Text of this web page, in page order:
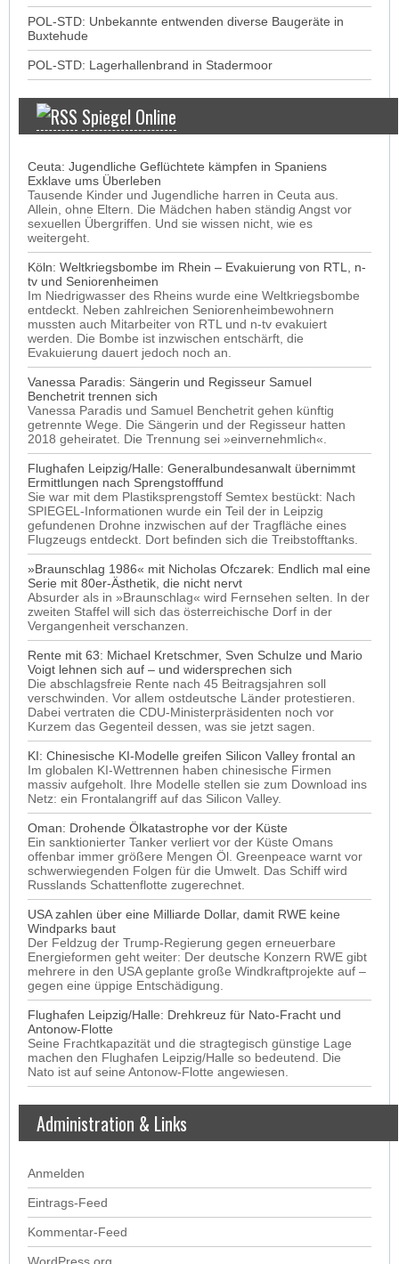
POL-STD: Unbekannte entwenden diverse Baugeräte in
Buxtehude
POL-STD: Lagerhallenbrand in Stadermoor
Spiegel Online
Ceuta: Jugendliche Geflüchtete kämpfen in Spaniens
Exklave ums Überleben
Tausende Kinder und Jugendliche harren in Ceuta aus.
Allein, ohne Eltern. Die Mädchen haben ständig Angst vor
sexuellen Übergriffen. Und sie wissen nicht, wie es
weitergeht.
Köln: Weltkriegsbombe im Rhein – Evakuierung von RTL, n-
tv und Seniorenheimen
Im Niedrigwasser des Rheins wurde eine Weltkriegsbombe
entdeckt. Neben zahlreichen Seniorenheimbewohnern
mussten auch Mitarbeiter von RTL und n-tv evakuiert
werden. Die Bombe ist inzwischen entschärft, die
Evakuierung dauert jedoch noch an.
Vanessa Paradis: Sängerin und Regisseur Samuel
Benchetrit trennen sich
Vanessa Paradis und Samuel Benchetrit gehen künftig
getrennte Wege. Die Sängerin und der Regisseur hatten
2018 geheiratet. Die Trennung sei »einvernehmlich«.
Flughafen Leipzig/Halle: Generalbundesanwalt übernimmt
Ermittlungen nach Sprengstofffund
Sie war mit dem Plastiksprengstoff Semtex bestückt: Nach
SPIEGEL-Informationen wurde ein Teil der in Leipzig
gefundenen Drohne inzwischen auf der Tragfläche eines
Flugzeugs entdeckt. Dort befinden sich die Treibstofftanks.
»Braunschlag 1986« mit Nicholas Ofczarek: Endlich mal eine
Serie mit 80er-Ästhetik, die nicht nervt
Absurder als in »Braunschlag« wird Fernsehen selten. In der
zweiten Staffel will sich das österreichische Dorf in der
Vergangenheit verschanzen.
Rente mit 63: Michael Kretschmer, Sven Schulze und Mario
Voigt lehnen sich auf – und widersprechen sich
Die abschlagsfreie Rente nach 45 Beitragsjahren soll
verschwinden. Vor allem ostdeutsche Länder protestieren.
Dabei vertraten die CDU-Ministerpräsidenten noch vor
Kurzem das Gegenteil dessen, was sie jetzt sagen.
KI: Chinesische KI-Modelle greifen Silicon Valley frontal an
Im globalen KI-Wettrennen haben chinesische Firmen
massiv aufgeholt. Ihre Modelle stellen sie zum Download ins
Netz: ein Frontalangriff auf das Silicon Valley.
Oman: Drohende Ölkatastrophe vor der Küste
Ein sanktionierter Tanker verliert vor der Küste Omans
offenbar immer größere Mengen Öl. Greenpeace warnt vor
schwerwiegenden Folgen für die Umwelt. Das Schiff wird
Russlands Schattenflotte zugerechnet.
USA zahlen über eine Milliarde Dollar, damit RWE keine
Windparks baut
Der Feldzug der Trump-Regierung gegen erneuerbare
Energieformen geht weiter: Der deutsche Konzern RWE gibt
mehrere in den USA geplante große Windkraftprojekte auf –
gegen eine üppige Entschädigung.
Flughafen Leipzig/Halle: Drehkreuz für Nato-Fracht und
Antonow-Flotte
Seine Frachtkapazität und die stragtegisch günstige Lage
machen den Flughafen Leipzig/Halle so bedeutend. Die
Nato ist auf seine Antonow-Flotte angewiesen.
Administration & Links
Anmelden
Eintrags-Feed
Kommentar-Feed